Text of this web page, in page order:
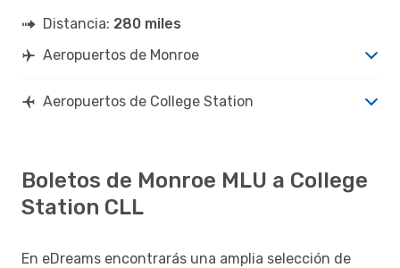
Distancia: 280 miles
Aeropuertos de Monroe
Aeropuertos de College Station
Boletos de Monroe MLU a College
Station CLL
En eDreams encontrarás una amplia selección de